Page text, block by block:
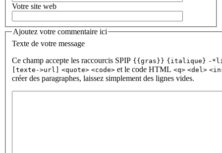
Votre site web
Ajoutez votre commentaire ici
Texte de votre message
Ce champ accepte les raccourcis SPIP {{gras}} {italique} -
[texte->url] <quote> <code> et le code HTML <q> <del>
créer des paragraphes, laissez simplement des lignes vides.